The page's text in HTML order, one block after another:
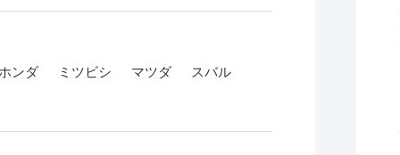
ホンダ ミツビシ マツダ
スバル